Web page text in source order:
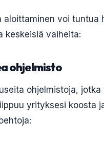
aloittaminen voi tuntua
keskeisiä vaiheita:
ohjelmisto
ohjelmistoja,
yrityksesi koosta